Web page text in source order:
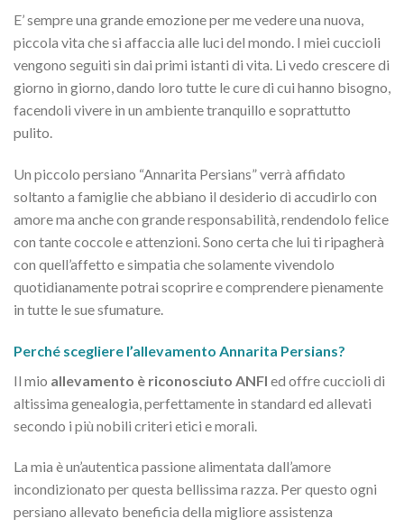
E’ sempre una grande emozione per me vedere una nuova,
piccola vita che si affaccia alle luci del mondo. I miei cuccioli
vengono seguiti sin dai primi istanti di vita. Li vedo crescere di
giorno in giorno, dando loro tutte le cure di cui hanno bisogno,
facendoli vivere in un ambiente tranquillo e soprattutto
pulito.
Un piccolo persiano “Annarita Persians” verrà affidato
soltanto a famiglie che abbiano il desiderio di accudirlo con
amore ma anche con grande responsabilità, rendendolo felice
con tante coccole e attenzioni. Sono certa che lui ti ripagherà
con quell’affetto e simpatia che solamente vivendolo
quotidianamente potrai scoprire e comprendere pienamente
in tutte le sue sfumature.
Perché scegliere l’allevamento Annarita Persians?
Il mio allevamento è riconosciuto ANFI ed offre cuccioli di
altissima genealogia, perfettamente in standard ed allevati
secondo i più nobili criteri etici e morali.
La mia è un’autentica passione alimentata dall’amore
incondizionato per questa bellissima razza. Per questo ogni
persiano allevato beneficia della migliore assistenza